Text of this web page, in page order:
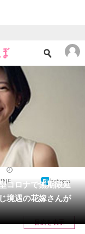
コロナで無期限延
境遇の花嫁さんが
hatena
目次を表示